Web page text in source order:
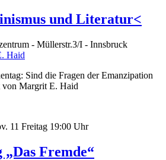
und Literatur<
- Müllerstr.3/I - Innsbruck
Haid
Sind die Fragen der Emanzipation
von Margrit E. Haid
11 Freitag 19:00 Uhr
„Das Fremde“